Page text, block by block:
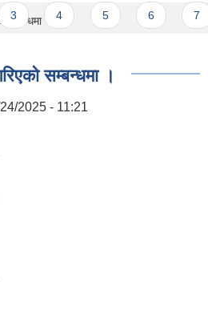
3 4 5 6 7
सम्बन्धमा ।
सम्बन्धमा ।
2025 - 11:21